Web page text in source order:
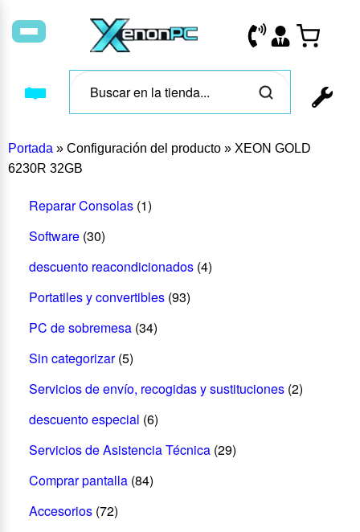
Portada » Configuración del producto » XEON GOLD
6230R 32GB
Reparar Consolas (1)
Software (30)
descuento reacondicionados (4)
Portatiles y convertibles (93)
PC de sobremesa (34)
Sin categorizar (5)
Servicios de envío, recogidas y sustituciones (2)
descuento especial (6)
Servicios de Asistencia Técnica (29)
Comprar pantalla (84)
Accesorios (72)